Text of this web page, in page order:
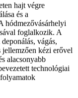
hajt végre
és a
hódmezővásárhelyi
foglalkozik. A
vágás,
jellemzően kézi erővel
alacsonyabb
technológiai